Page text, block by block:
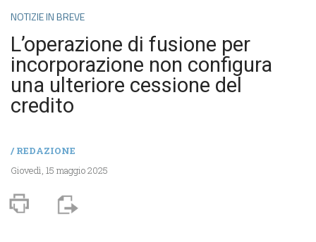
NOTIZIE IN BREVE
L’operazione di fusione per
incorporazione non configura
una ulteriore cessione del
credito
/REDAZIONE
Giovedì, 15 maggio 2025